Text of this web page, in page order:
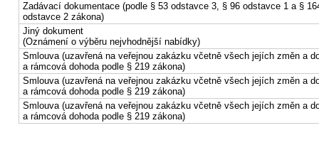
Zadávací dokumentace (podle § 53 odstavce 3, § 96 odstavce 1 a §
odstavce 2 zákona)
Jiný dokument
(Oznámení o výběru nejvhodnější nabídky)
Smlouva (uzavřená na veřejnou zakázku včetně všech jejích změn a
a rámcová dohoda podle § 219 zákona)
Smlouva (uzavřená na veřejnou zakázku včetně všech jejích změn a
a rámcová dohoda podle § 219 zákona)
Smlouva (uzavřená na veřejnou zakázku včetně všech jejích změn a
a rámcová dohoda podle § 219 zákona)